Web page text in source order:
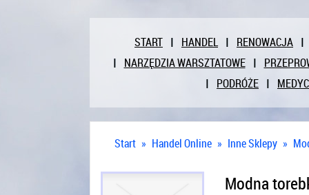
START HANDEL
RENOWACJA
NARZĘDZIA WARSZTATOWE
PODRÓŻE
Start » Handel Online » Inne Sklepy »
Modna